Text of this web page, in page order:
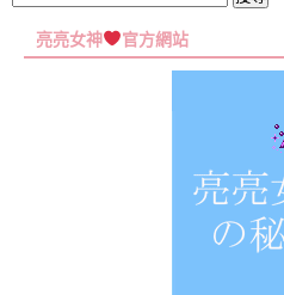
關
亮亮女神 官方網站